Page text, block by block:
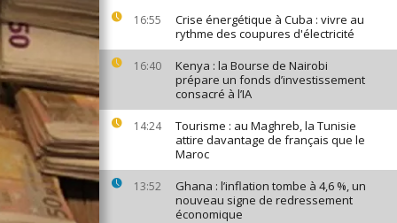
16:55
Crise énergétique à Cuba : vivre au
rythme des coupures d'électricité
16:40
Kenya : la Bourse de Nairobi
prépare un fonds d’investissement
consacré à l’IA
14:24
Tourisme : au Maghreb, la Tunisie
attire davantage de français que le
Maroc
13:52
Ghana : l’inflation tombe à 4,6 %, un
nouveau signe de redressement
économique